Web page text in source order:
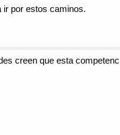
ir por estos caminos.
creen que esta